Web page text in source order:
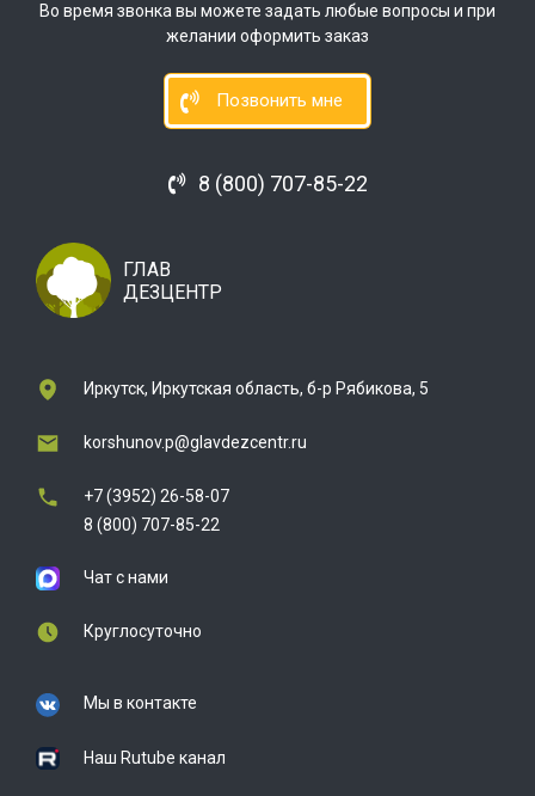
Во время звонка вы можете задать любые вопросы и при
желании оформить заказ
Позвонить мне
8 (800) 707-85-22
ГЛАВ
ДЕЗЦЕНТР
Иркутск, Иркутская область, б-р Рябикова, 5
korshunov.p@glavdezcentr.ru
+7 (3952) 26-58-07
8 (800) 707-85-22
Чат с нами
Круглосуточно
Мы в контакте
Наш Rutube канал